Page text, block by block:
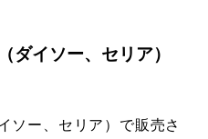
ダイソー、セリア）
ソー、セリア）で販売さ